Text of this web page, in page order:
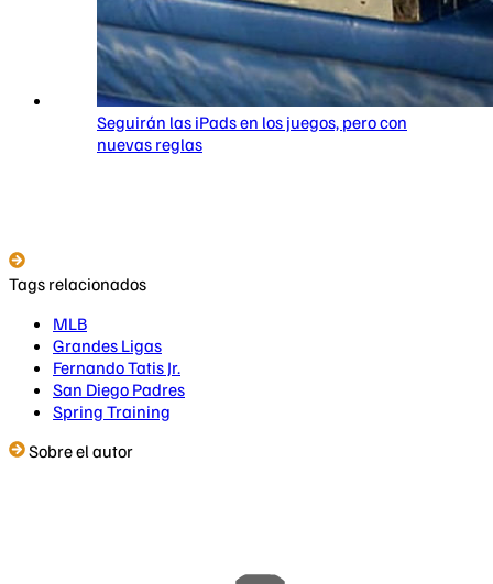
Seguirán las iPads en los juegos, pero con
nuevas reglas
Tags relacionados
MLB
Grandes Ligas
Fernando Tatis Jr.
San Diego Padres
Spring Training
Sobre el autor